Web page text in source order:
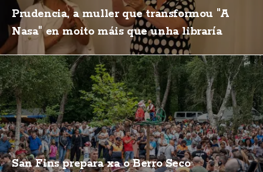
Prudencia, a muller que transformou "A
Nasa" en moito máis que unha libraría
San Fins prepara xa o Berro Seco